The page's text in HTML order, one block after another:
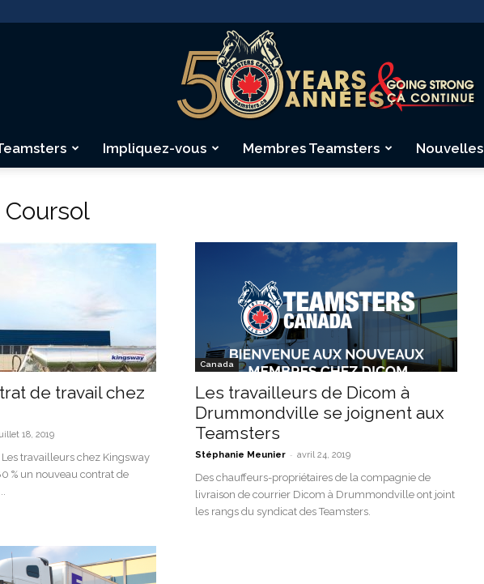
Canada
Impliquez-vous Membres Teamsters Nouvelles
Coursol
de travail chez
18, 2019
travailleurs chez Kingsway
% un nouveau contrat de
Canada
Les travailleurs de Dicom à
Drummondville se joignent aux
Teamsters
Stéphanie Meunier - avril 24, 2019
Des chauffeurs-propriétaires de la compagnie de
livraison de courrier Dicom à Drummondville ont joint
les rangs du syndicat des Teamsters.